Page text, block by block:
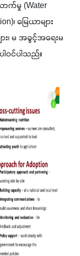
ာက်မှု (Water
၊ မြေယာများ
း၊ မ အခွင့်အရေးမ
ါဝင်ပါသည်။